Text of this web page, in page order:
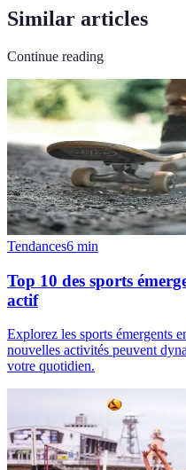
Similar articles
Continue reading
Tendances6 min
Top 10 des sports
actif
Explorez les sports émergents
nouvelles activités peuvent
votre quotidien.